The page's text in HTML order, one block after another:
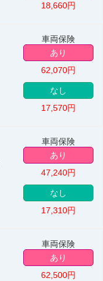
18,660円
車両保険
あり
62,070円
なし
17,570円
車両保険
あり
47,240円
なし
17,310円
車両保険
あり
62,500円